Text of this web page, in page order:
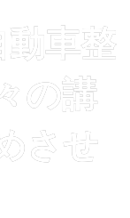
車整
の講
させ